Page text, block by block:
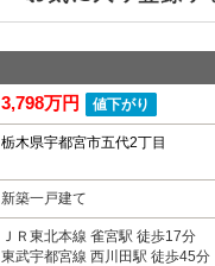
3,798万円 値下がり
栃木県宇都宮市五代2丁目
新築一戸建て
ＪＲ東北本線 雀宮駅 徒歩17分
東武宇都宮線 西川田駅 徒歩45分